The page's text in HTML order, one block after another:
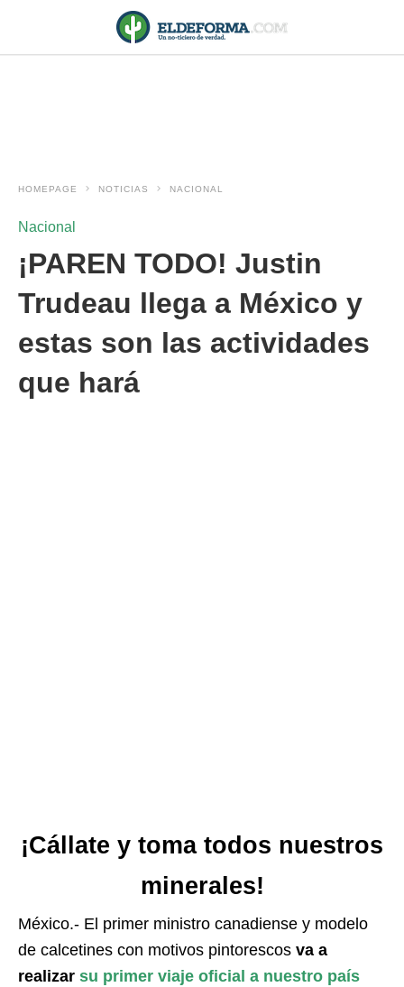
HOMEPAGE NOTICIAS NACIONAL
Nacional
¡PAREN TODO! Justin
Trudeau llega a México y
estas son las actividades
que hará
¡Cállate y toma todos nuestros
minerales!
México.- El primer ministro canadiense y modelo
de calcetines con motivos pintorescos va a
realizar su primer viaje oficial a nuestro país